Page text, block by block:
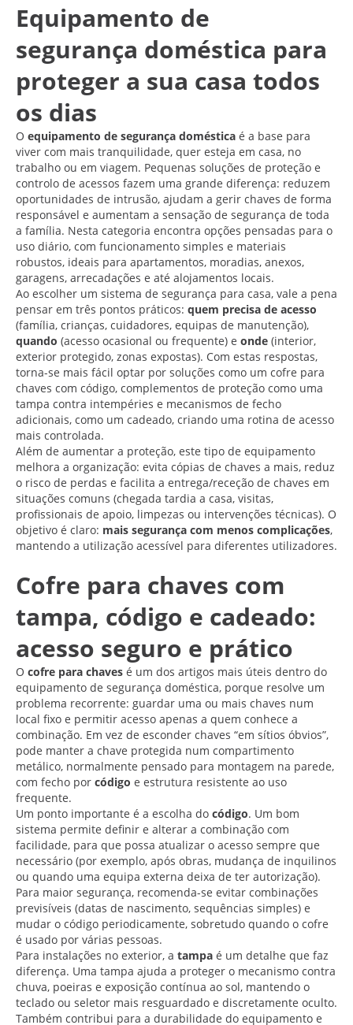
Equipamento de
segurança doméstica para
proteger a sua casa todos
os dias
O equipamento de segurança doméstica é a base para
viver com mais tranquilidade, quer esteja em casa, no
trabalho ou em viagem. Pequenas soluções de proteção e
controlo de acessos fazem uma grande diferença: reduzem
oportunidades de intrusão, ajudam a gerir chaves de forma
responsável e aumentam a sensação de segurança de toda
a família. Nesta categoria encontra opções pensadas para o
uso diário, com funcionamento simples e materiais
robustos, ideais para apartamentos, moradias, anexos,
garagens, arrecadações e até alojamentos locais.
Ao escolher um sistema de segurança para casa, vale a pena
pensar em três pontos práticos: quem precisa de acesso
(família, crianças, cuidadores, equipas de manutenção),
quando (acesso ocasional ou frequente) e onde (interior,
exterior protegido, zonas expostas). Com estas respostas,
torna-se mais fácil optar por soluções como um cofre para
chaves com código, complementos de proteção como uma
tampa contra intempéries e mecanismos de fecho
adicionais, como um cadeado, criando uma rotina de acesso
mais controlada.
Além de aumentar a proteção, este tipo de equipamento
melhora a organização: evita cópias de chaves a mais, reduz
o risco de perdas e facilita a entrega/receção de chaves em
situações comuns (chegada tardia a casa, visitas,
profissionais de apoio, limpezas ou intervenções técnicas). O
objetivo é claro: mais segurança com menos complicações,
mantendo a utilização acessível para diferentes utilizadores.
Cofre para chaves com
tampa, código e cadeado:
acesso seguro e prático
O cofre para chaves é um dos artigos mais úteis dentro do
equipamento de segurança doméstica, porque resolve um
problema recorrente: guardar uma ou mais chaves num
local fixo e permitir acesso apenas a quem conhece a
combinação. Em vez de esconder chaves “em sítios óbvios”,
pode manter a chave protegida num compartimento
metálico, normalmente pensado para montagem na parede,
com fecho por código e estrutura resistente ao uso
frequente.
Um ponto importante é a escolha do código. Um bom
sistema permite definir e alterar a combinação com
facilidade, para que possa atualizar o acesso sempre que
necessário (por exemplo, após obras, mudança de inquilinos
ou quando uma equipa externa deixa de ter autorização).
Para maior segurança, recomenda-se evitar combinações
previsíveis (datas de nascimento, sequências simples) e
mudar o código periodicamente, sobretudo quando o cofre
é usado por várias pessoas.
Para instalações no exterior, a tampa é um detalhe que faz
diferença. Uma tampa ajuda a proteger o mecanismo contra
chuva, poeiras e exposição contínua ao sol, mantendo o
teclado ou seletor mais resguardado e discretamente oculto.
Também contribui para a durabilidade do equipamento e